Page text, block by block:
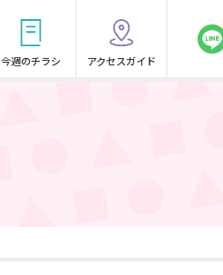
今週のチラシ アクセスガイド